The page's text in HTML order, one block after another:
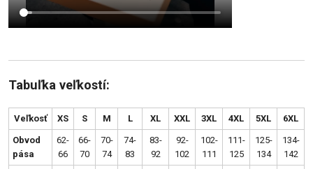
Tabuľka veľkostí:
Veľkosť XS S M L XL XXL 3XL 4XL 5XL 6XL
Obvod
pása
62-
66
66-
70
70-
74
74-
83
83-
92
92-
102
102-
111
111-
125
125-
134
134-
142